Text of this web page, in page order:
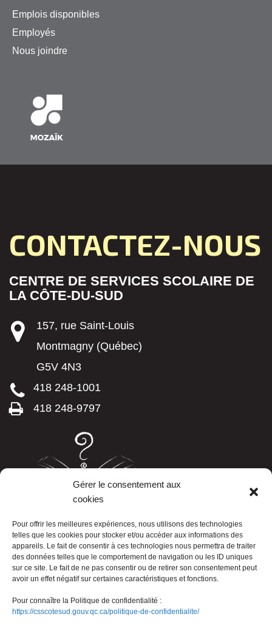
Gérer le consentement aux
cookies
Pour offrir les meilleures expériences, nous utilisons des technologies
telles que les cookies pour stocker et/ou accéder aux informations des
appareils. Le fait de consentir à ces technologies nous permettra de traiter
des données telles que le comportement de navigation ou les ID uniques
sur ce site. Le fait de ne pas consentir ou de retirer son consentement peut
avoir un effet négatif sur certaines caractéristiques et fonctions.
Pour connaître la Politique de confidentialité :
https://csscotesud.gouv.qc.ca/politique-de-confidentialite/
Emplois disponibles
Employés
Nous joindre
CONTACTEZ-NOUS
CENTRE DE SERVICES SCOLAIRE DE
LA CÔTE-DU-SUD
157, rue Saint-Louis
Montmagny (Québec)
G5V 4N3
418 248-1001
418 248-9797
LISTE TÉLÉPHONIQUE
Nous joindre